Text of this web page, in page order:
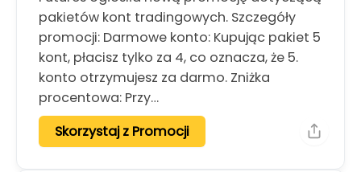
pakietów kont tradingowych. Szczegóły
promocji: Darmowe konto: Kupując pakiet 5
kont, płacisz tylko za 4, co oznacza, że 5.
konto otrzymujesz za darmo. Zniżka
procentowa: Przy…
Skorzystaj z Promocji